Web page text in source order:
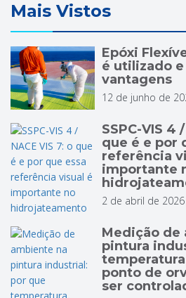
Mais Vistos
Epóxi
é utilizado e
vantagens
12 de junho de
SSPC-VIS 4
que é e por
referência
importante
2 de abril de 2026
Medição de
pintura
ponto de
ser